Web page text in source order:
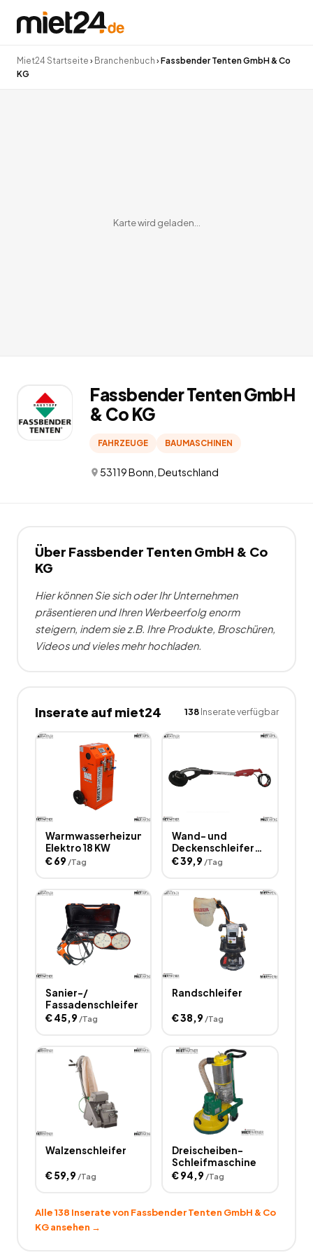
Miet24 Startseite › Branchenbuch › Fassbender Tenten GmbH & Co
KG
Karte wird geladen…
Fassbender Tenten GmbH
& Co KG
FAHRZEUGE BAUMASCHINEN
53119 Bonn, Deutschland
Über Fassbender Tenten GmbH & Co
KG
Hier können Sie sich oder Ihr Unternehmen
präsentieren und Ihren Werbeerfolg enorm
steigern, indem sie z.B. Ihre Produkte, Broschüren,
Videos und vieles mehr hochladen.
Inserate auf miet24 138 Inserate verfügbar
Warmwasserheizung
Elektro 18 KW
€69 /Tag
Wand- und
Deckenschleifer
Giraffe
€39,9 /Tag
Sanier-/
Fassadenschleifer
€45,9 /Tag
Randschleifer
€38,9 /Tag
Walzenschleifer
€59,9 /Tag
Dreischeiben-
Schleifmaschine
€94,9 /Tag
Alle138 Inserate von Fassbender Tenten GmbH & Co
KGansehen →